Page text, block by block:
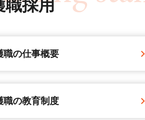
職採用
職の仕事概要
職の教育制度